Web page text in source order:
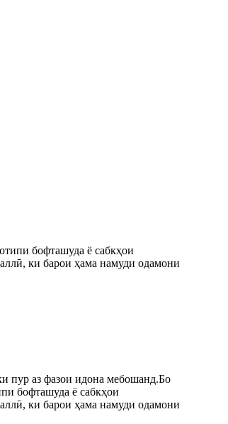
бофташуда ё сабкҳои
ки барои ҳама намуди одамони
пур аз фазои идона мебошанд.Бо
бофташуда ё сабкҳои
ки барои ҳама намуди одамони